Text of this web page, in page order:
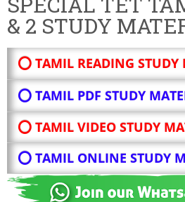
& 2 STUDY
⭕ TAMIL READING STUDY
⭕ TAMIL PDF STUDY
⭕ TAMIL VIDEO STUDY
⭕ TAMIL ONLINE STUDY